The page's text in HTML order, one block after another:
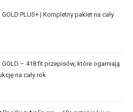
GOLD PLUS+ | Kompletny pakiet na cały
GOLD – 418 fit przepisów, które ogarniają
na cały rok